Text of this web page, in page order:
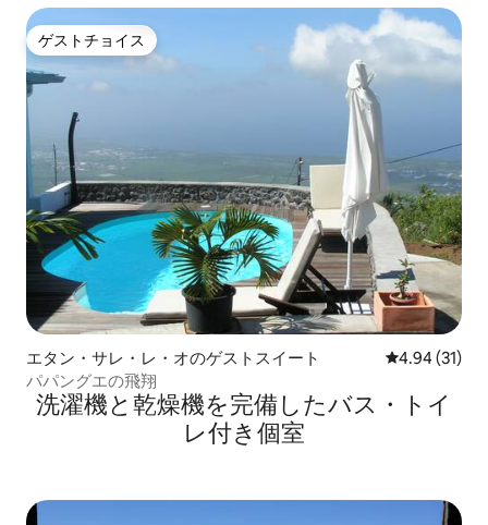
ゲストチョイス
ゲストチョイス
エタン・サレ・レ・オのゲストスイート レビュー31
4.94 (31)
パパングエの飛翔
洗濯機と乾燥機を完備したバス・トイ
レ付き個室